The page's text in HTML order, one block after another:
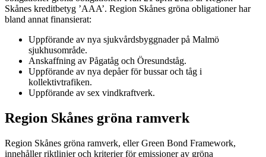
Skånes kreditbetyg ’AAA’. Region Skånes gröna obligationer har
bland annat finansierat:
Uppförande av nya sjukvårdsbyggnader på Malmö
sjukhusområde.
Anskaffning av Pågatåg och Öresundståg.
Uppförande av nya depåer för bussar och tåg i
kollektivtrafiken.
Uppförande av sex vindkraftverk.
Region Skånes gröna ramverk
Region Skånes gröna ramverk, eller Green Bond Framework,
innehåller riktlinjer och kriterier för emissioner av gröna